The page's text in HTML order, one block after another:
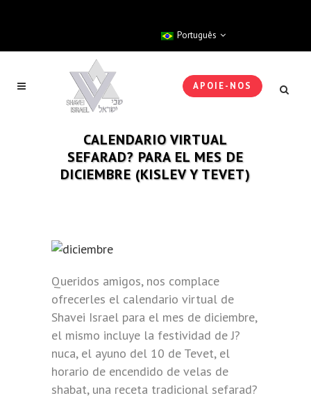
Português
APOIE-NOS
CALENDARIO VIRTUAL
SEFARAD? PARA EL MES DE
DICIEMBRE (KISLEV Y TEVET)
Queridos amigos, nos complace
ofrecerles el calendario virtual de
Shavei Israel para el mes de diciembre,
el mismo incluye la festividad de J?
nuca, el ayuno del 10 de Tevet, el
horario de encendido de velas de
shabat, una receta tradicional sefarad?